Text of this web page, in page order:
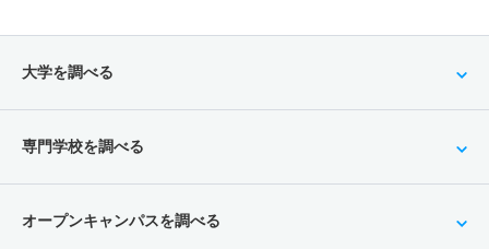
大学を調べる
専門学校を調べる
オープンキャンパスを調べる